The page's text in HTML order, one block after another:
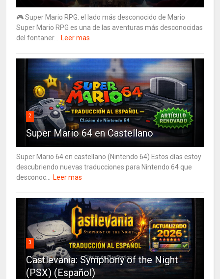
🎮 Super Mario RPG: el lado más desconocido de Mario
Super Mario RPG es una de las aventuras más desconocidas
del fontaner...
Leer mas
2
Super Mario 64 en Castellano
Super Mario 64 en castellano (Nintendo 64) Estos días estoy
descubriendo nuevas traducciones para Nintendo 64 que
desconoc...
Leer mas
3
Castlevania: Symphony of the Night
(PSX) (Español)